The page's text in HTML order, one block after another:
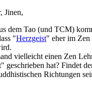
Jinen,
dem Tao (und TCM)
"Herzgeist" eher im Zen
vielleicht einen Zen
geschrieben hat? Findet
Richtungen